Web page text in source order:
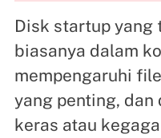
Disk startup
biasanya dalam
mempengaruhi
yang penting,
keras atau